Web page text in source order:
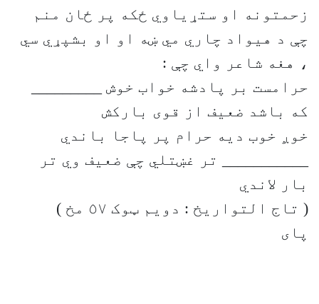
زحمتونه او ستړياوي ځکه پر ځان منم
چې د هيواد چاري مي ښه او او بشپړي سي
، هغه شاعر واي چې :
حرامست بر پادشه خواب خوش _________
که باشد ضعيف از قوی بارکش
خوږ خوب ديه حرام پر پاجا باندي
___________ تر غښتلي چې ضعيف وي تر
بار لاندي
( تاج التواريخ : دويم ټوک ٥٧ مخ )
پای